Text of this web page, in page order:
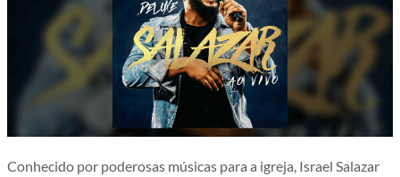
Conhecido por poderosas músicas para a igreja, Israel Salazar